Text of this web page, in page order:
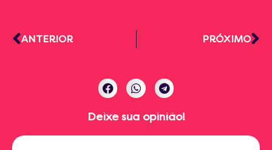
ANTERIOR PRÓXIMO
Deixe sua opinião!